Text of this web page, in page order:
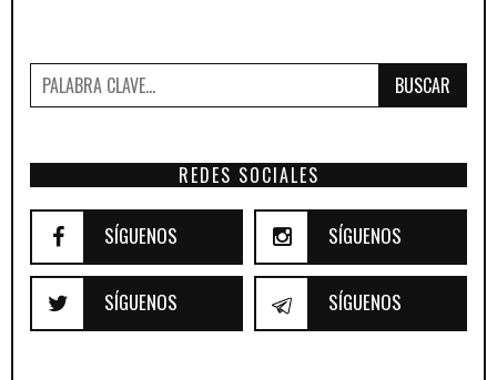
BUSCAR
REDES SOCIALES
SÍGUENOS SÍGUENOS
SÍGUENOS SÍGUENOS